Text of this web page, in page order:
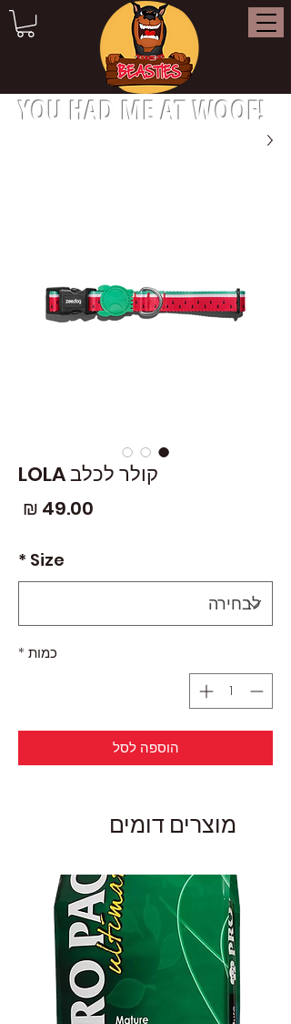
YOU HAD ME AT WOOF!
קולר לכלב LOLA
Size
*
כמות *
הוספה לסל
מוצרים דומים